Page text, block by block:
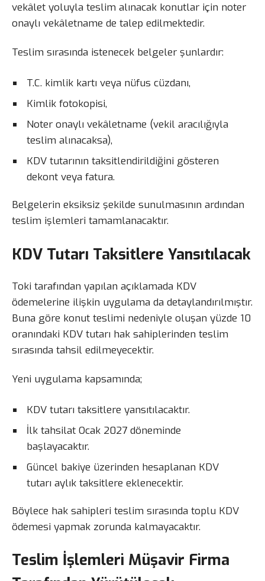
vekâlet yoluyla teslim alınacak konutlar için noter
onaylı vekâletname de talep edilmektedir.
Teslim sırasında istenecek belgeler şunlardır:
T.C. kimlik kartı veya nüfus cüzdanı,
Kimlik fotokopisi,
Noter onaylı vekâletname (vekil aracılığıyla
teslim alınacaksa),
KDV tutarının taksitlendirildiğini gösteren
dekont veya fatura.
Belgelerin eksiksiz şekilde sunulmasının ardından
teslim işlemleri tamamlanacaktır.
KDV Tutarı Taksitlere Yansıtılacak
Toki tarafından yapılan açıklamada KDV
ödemelerine ilişkin uygulama da detaylandırılmıştır.
Buna göre konut teslimi nedeniyle oluşan yüzde 10
oranındaki KDV tutarı hak sahiplerinden teslim
sırasında tahsil edilmeyecektir.
Yeni uygulama kapsamında;
KDV tutarı taksitlere yansıtılacaktır.
İlk tahsilat Ocak 2027 döneminde
başlayacaktır.
Güncel bakiye üzerinden hesaplanan KDV
tutarı aylık taksitlere eklenecektir.
Böylece hak sahipleri teslim sırasında toplu KDV
ödemesi yapmak zorunda kalmayacaktır.
Teslim İşlemleri Müşavir Firma